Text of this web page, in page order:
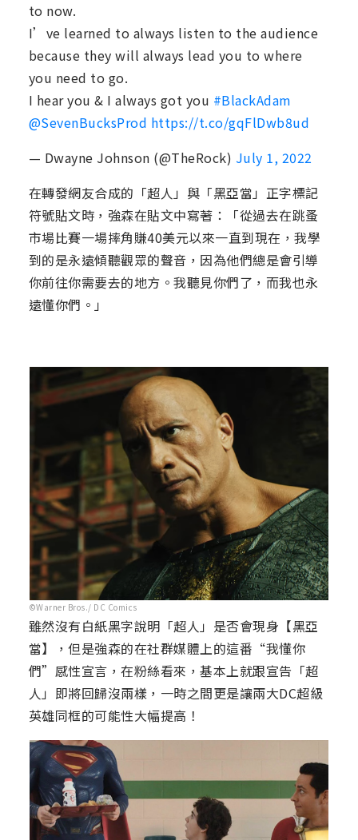
to now.
I’ve learned to always listen to the audience
because they will always lead you to where
you need to go.
I hear you & I always got you #BlackAdam
@SevenBucksProd https://t.co/gqFlDwb8ud
— Dwayne Johnson (@TheRock) July 1, 2022
在轉發網友合成的「超人」與「黑亞當」正字標記
符號貼文時，強森在貼文中寫著：「從過去在跳蚤
市場比賽一場摔角賺40美元以來一直到現在，我學
到的是永遠傾聽觀眾的聲音，因為他們總是會引導
你前往你需要去的地方。我聽見你們了，而我也永
遠懂你們。」
©Warner Bros./ DC Comics
雖然沒有白紙黑字說明「超人」是否會現身【黑亞
當】，但是強森的在社群媒體上的這番“我懂你
們”感性宣言，在粉絲看來，基本上就跟宣告「超
人」即將回歸沒兩樣，一時之間更是讓兩大DC超級
英雄同框的可能性大幅提高！